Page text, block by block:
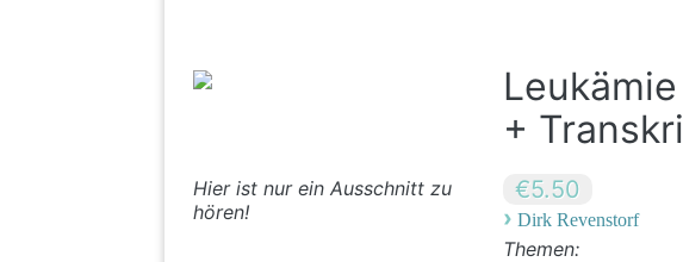
Hier ist nur ein Ausschnitt zu
hören!
+
€5.50
› Dirk Revenstorf
Themen: